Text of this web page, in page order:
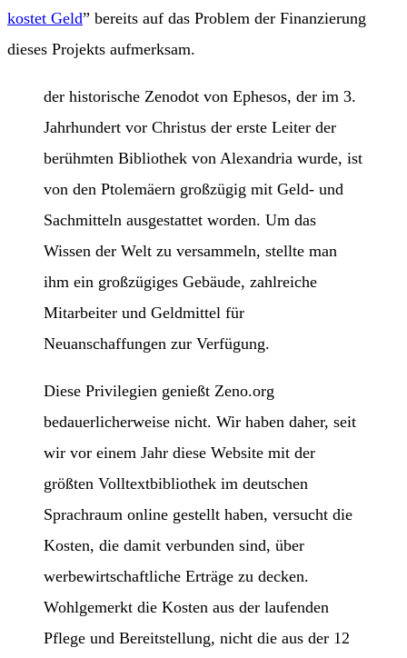
kostet Geld” bereits auf das Problem der Finanzierung
dieses Projekts aufmerksam.
der historische Zenodot von Ephesos, der im 3.
Jahrhundert vor Christus der erste Leiter der
berühmten Bibliothek von Alexandria wurde, ist
von den Ptolemäern großzügig mit Geld- und
Sachmitteln ausgestattet worden. Um das
Wissen der Welt zu versammeln, stellte man
ihm ein großzügiges Gebäude, zahlreiche
Mitarbeiter und Geldmittel für
Neuanschaffungen zur Verfügung.
Diese Privilegien genießt Zeno.org
bedauerlicherweise nicht. Wir haben daher, seit
wir vor einem Jahr diese Website mit der
größten Volltextbibliothek im deutschen
Sprachraum online gestellt haben, versucht die
Kosten, die damit verbunden sind, über
werbewirtschaftliche Erträge zu decken.
Wohlgemerkt die Kosten aus der laufenden
Pflege und Bereitstellung, nicht die aus der 12